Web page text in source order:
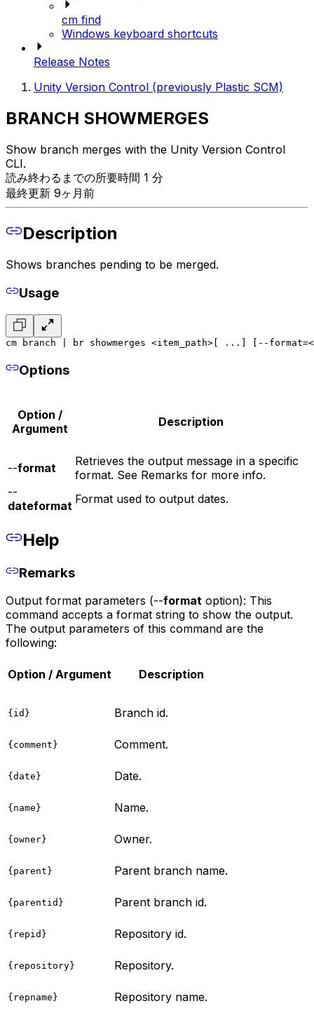
cm find
Windows keyboard shortcuts
Release Notes
Unity Version Control (previously Plastic SCM)
BRANCH SHOWMERGES
Show branch merges with the Unity Version Control
CLI.
読み終わるまでの所要時間 1 分
最終更新 9ヶ月前
Description
Shows branches pending to be merged.
Usage
cm branch | br showmerges <item_path>[ ...] [--
Options
Option /
Argument
Description
--format
Retrieves the output message in a specific
format. See Remarks for more info.
--
dateformat Format used to output dates.
Help
Remarks
Output format parameters (--format option): This
command accepts a format string to show the output.
The output parameters of this command are the
following:
Option / Argument Description
{id} Branch id.
{comment} Comment.
{date} Date.
{name} Name.
{owner} Owner.
{parent} Parent branch name.
{parentid} Parent branch id.
{repid} Repository id.
{repository} Repository.
{repname} Repository name.